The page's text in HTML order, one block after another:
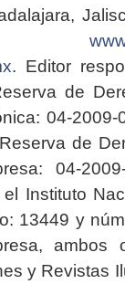
. Editor
de
04-2009-
de
04-2009-
Instituto
13449 y
ambos
y Revistas